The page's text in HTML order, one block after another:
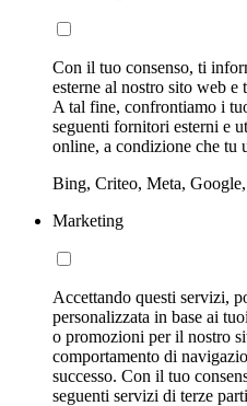
Con il tuo consenso, ti
esterne al nostro sito web
A tal fine, confrontiamo i
seguenti fornitori esterni e
online, a condizione che tu
Bing, Criteo, Meta,
Marketing
Accettando questi servizi,
personalizzata in base ai
o promozioni per il nostro
comportamento di
successo. Con il tuo
seguenti servizi di terze